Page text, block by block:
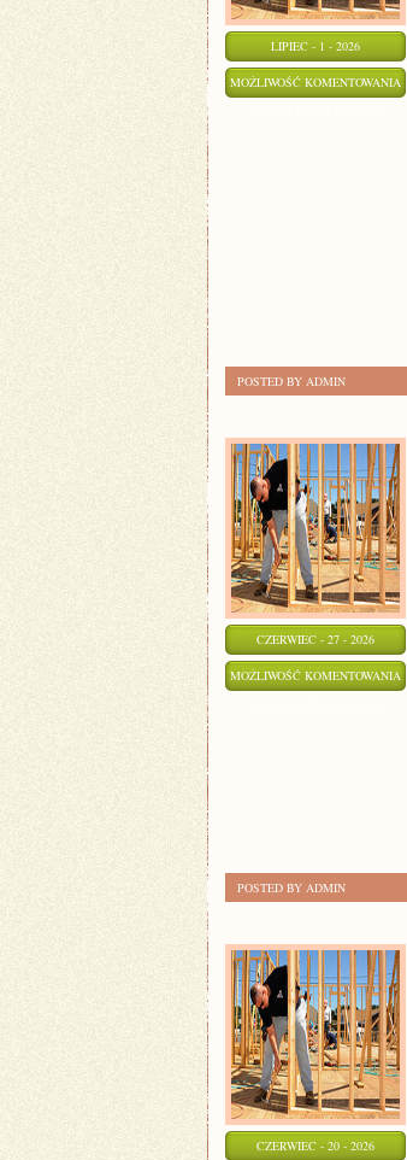
LIPIEC - 1 - 2026
MOŻLIWOŚĆ KOMENTOWANIA
POSTED BY ADMIN
CZERWIEC - 27 - 2026
MOŻLIWOŚĆ KOMENTOWANIA
POSTED BY ADMIN
CZERWIEC - 20 - 2026